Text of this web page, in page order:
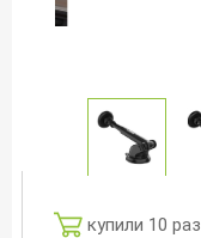
купили 10 раз